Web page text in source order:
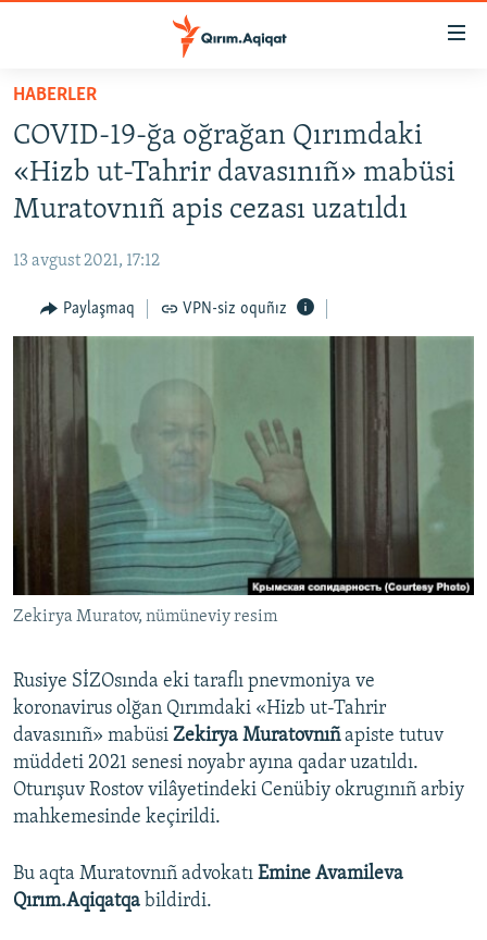
Esas
qaytmaq
Baş
navigatsiyağa
qaytmaq
Qıdıruvğa
qaytmaq
SİYASET
İQTİSADİYAT
MEDENİYET
İNSAN AQLARI
VİDEO
BLOGLAR
Українською
QOŞULIÑIZ!
RFE/RS bütün saytları
HABERLER
COVID-19-ğa oğrağan Qırımdaki
«Hizb ut-Tahrir davasınıñ» mabüsi
Muratovnıñ apis cezası uzatıldı
13 avgust 2021, 17:12
Paylaşmaq VPN-siz oquñız
Zekirya Muratov, nümüneviy resim
Rusiye SİZOsında eki taraflı pnevmoniya ve
koronavirus olğan Qırımdaki «Hizb ut-Tahrir
davasınıñ» mabüsi Zekirya Muratovnıñapiste tutuv
müddeti 2021 senesi noyabr ayına qadar uzatıldı.
Oturışuv Rostov vilâyetindeki Cenübiy okrugınıñ arbiy
mahkemesinde keçirildi.
Bu aqta Muratovnıñ advokatı Emine Avamileva
Qırım.Aqiqatqa bildirdi.